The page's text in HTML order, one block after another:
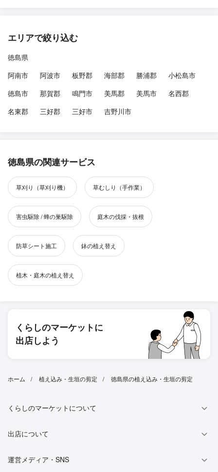
エリアで絞り込む
徳島県
阿南市
阿波市 板野郡 海部郡 勝浦郡
小松島市
徳島市
那賀郡 鳴門市 美馬郡 美馬市
名西郡
名東郡
三好郡 三好市 吉野川市
徳島県の関連サービス
草刈り（草刈り機） 草むしり（手作業）
害虫駆除 / 蜂の巣駆除 庭木の伐採・抜根
防草シート施工 鉢の植え替え
植木・庭木の植え替え
くらしのマーケットに
出店しよう
ホーム 植え込み・生垣の剪定 徳島県の植え込み・生垣の剪定
くらしのマーケットについて
出店について
運営メディア・SNS